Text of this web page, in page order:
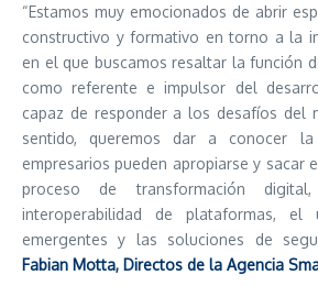
“Estamos muy emocionados de abrir
constructivo y formativo en torno a la
en el que buscamos resaltar la función
como referente e impulsor del
capaz de responder a los desafíos del
sentido, queremos dar a conocer
empresarios pueden apropiarse y sacar
proceso de transformación
interoperabilidad de plataformas, el
emergentes y las soluciones de
Fabian Motta, Directos de la Agencia